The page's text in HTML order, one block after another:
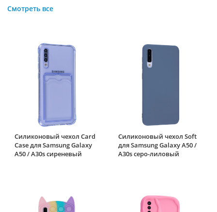
Смотреть все
Силиконовый чехол Card
Case для Samsung Galaxy
A50 / A30s сиреневый
Силиконовый чехол Soft
для Samsung Galaxy A50 /
A30s серо-лиловый